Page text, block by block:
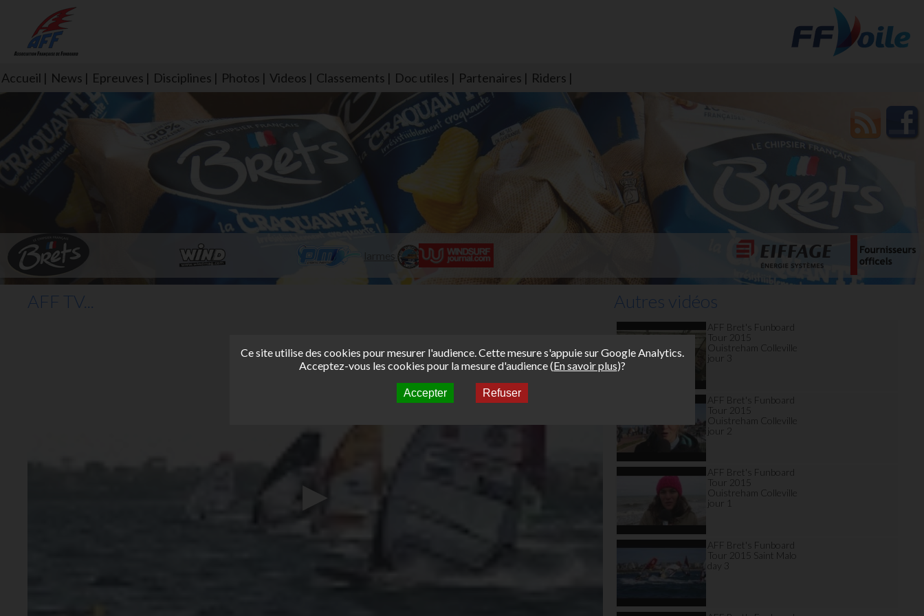
Accueil News Epreuves Disciplines Photos Videos Classements Doc utiles Partenaires Riders
L'aff soutient les SNS253 et SNS604 qui veillent sur nous pour que l'eau salée n'ait jamais le goût des
larmes
AFF TV... Autres vidéos
AFF Bret's Funboard
Tour 2015
Ouistreham Colleville
jour 3
AFF Bret's Funboard
Tour 2015
Ouistreham Colleville
jour 2
AFF Bret's Funboard
Tour 2015
Ouistreham Colleville
jour 1
AFF Bret's Funboard
Tour 2015 Saint Malo
day 3
Ce site utilise des cookies pour mesurer l'audience. Cette mesure s'appuie sur Google Analytics.
Acceptez-vous les cookies pour la mesure d'audience (En savoir plus)?
Accepter Refuser